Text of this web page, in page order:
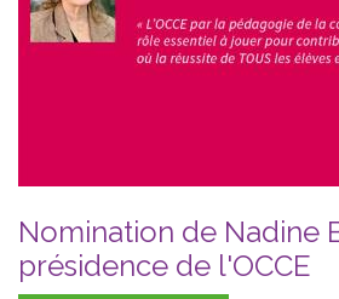
Nomination de Nadine
présidence de l'OCCE